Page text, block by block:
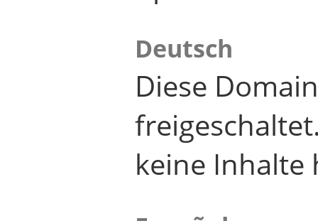
Deutsch
Diese
keine Inhalte